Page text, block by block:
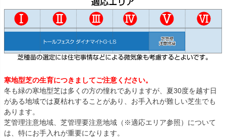
寒地型芝の生育につきましてご注意ください。
冬も緑の寒地型芝は多くの方の憧れでありますが、夏30度を越す日
がある地域では夏枯れすることがあり、お手入れが難しい芝生でも
あります。
芝管理注意地域、芝管理要注意地域（※適応エリア参照）について
は、特にお手入れが重要になります。